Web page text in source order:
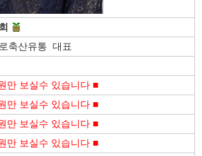
축산유통 대표
만 보실수 있습니다 ■
만 보실수 있습니다 ■
만 보실수 있습니다 ■
만 보실수 있습니다 ■